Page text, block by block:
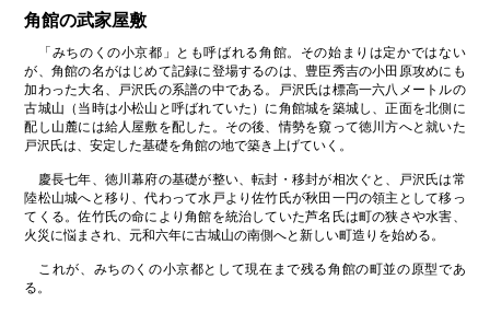
角館の武家屋敷
「みちのくの小京都」とも呼ばれる角館。その始まりは定かではない
が、角館の名がはじめて記録に登場するのは、豊臣秀吉の小田原攻めにも
加わった大名、戸沢氏の系譜の中である。戸沢氏は標高一六八メートルの
古城山（当時は小松山と呼ばれていた）に角館城を築城し、正面を北側に
配し山麓には給人屋敷を配した。その後、情勢を窺って徳川方へと就いた
戸沢氏は、安定した基礎を角館の地で築き上げていく。
慶長七年、徳川幕府の基礎が整い、転封・移封が相次ぐと、戸沢氏は常
陸松山城へと移り、代わって水戸より佐竹氏が秋田一円の領主として移っ
てくる。佐竹氏の命により角館を統治していた芦名氏は町の狭さや水害、
火災に悩まされ、元和六年に古城山の南側へと新しい町造りを始める。
これが、みちのくの小京都として現在まで残る角館の町並の原型であ
る。